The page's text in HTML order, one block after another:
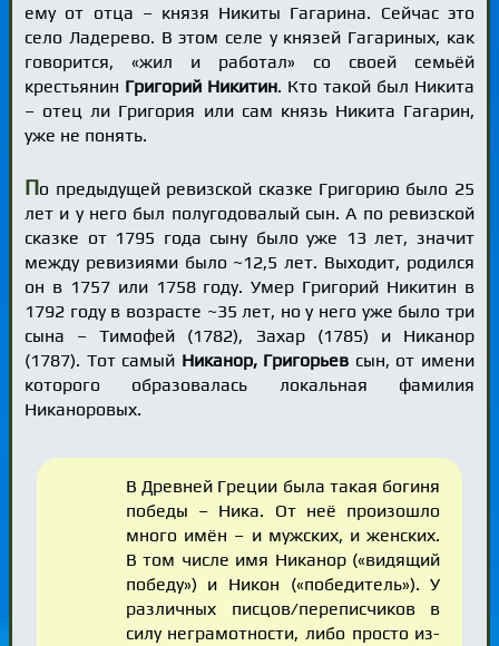
ему от отца – князя Никиты Гагарина. Сейчас это
село Ладерево. В этом селе у князей Гагариных, как
говорится, «жил и работал» со своей семьёй
крестьянин Григорий Никитин. Кто такой был Никита
– отец ли Григория или сам князь Никита Гагарин,
уже не понять.
По предыдущей ревизской сказке Григорию было 25
лет и у него был полугодовалый сын. А по ревизской
сказке от 1795 года сыну было уже 13 лет, значит
между ревизиями было ~12,5 лет. Выходит, родился
он в 1757 или 1758 году. Умер Григорий Никитин в
1792 году в возрасте ~35 лет, но у него уже было три
сына – Тимофей (1782), Захар (1785) и Никанор
(1787). Тот самый Никанор, Григорьев сын, от имени
которого образовалась локальная фамилия
Никаноровых.
В Древней Греции была такая богиня
победы – Ника. От неё произошло
много имён – и мужских, и женских.
В том числе имя Никанор («видящий
победу») и Никон («победитель»). У
различных писцов/переписчиков в
силу неграмотности, либо просто из-